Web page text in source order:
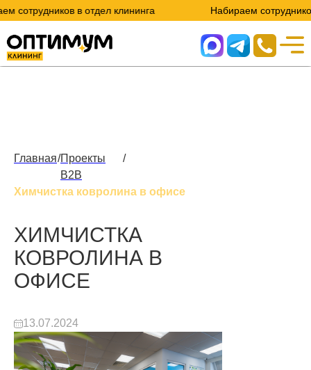
в отдел клининга Набираем сотрудников в
Главная/Проекты
B2B
/
Химчистка ковролина в офисе
ХИМЧИСТКА
КОВРОЛИНА В
ОФИСЕ
13.07.2024